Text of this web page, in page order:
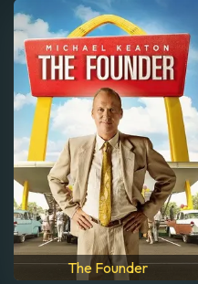
The Founder